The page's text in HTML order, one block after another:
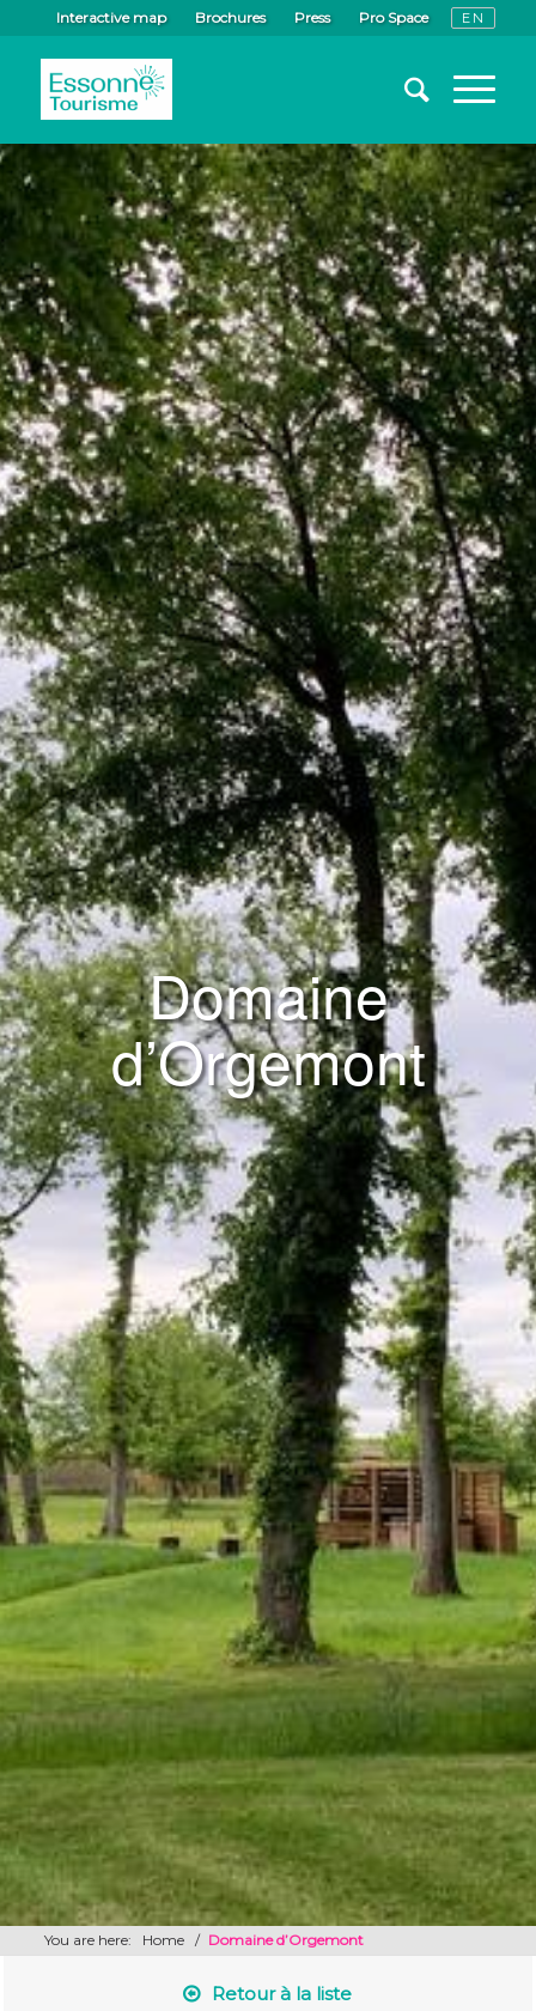
Interactive map Brochures Press Pro Space
Domaine
d’Orgemont
You are here: Home / Domaine d’Orgemont
Retour à la liste